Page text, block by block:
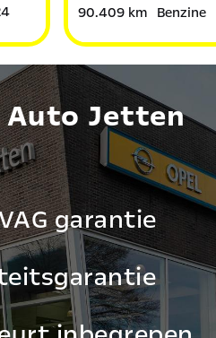
90.409 km Benzine
Auto Jetten
garantie